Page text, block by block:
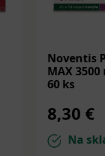
Noventis
MAX
60 ks
8,30 €
Na